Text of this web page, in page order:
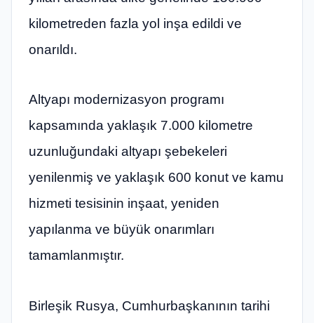
kilometreden fazla yol inşa edildi ve
onarıldı.
Altyapı modernizasyon programı
kapsamında yaklaşık 7.000 kilometre
uzunluğundaki altyapı şebekeleri
yenilenmiş ve yaklaşık 600 konut ve kamu
hizmeti tesisinin inşaat, yeniden
yapılanma ve büyük onarımları
tamamlanmıştır.
Birleşik Rusya, Cumhurbaşkanının tarihi